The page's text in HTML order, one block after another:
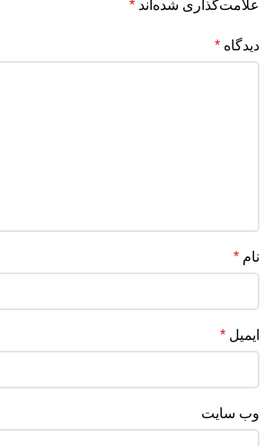
علامت‌گذاری شده‌اند *
دیدگاه *
نام *
ایمیل *
وب‌ سایت